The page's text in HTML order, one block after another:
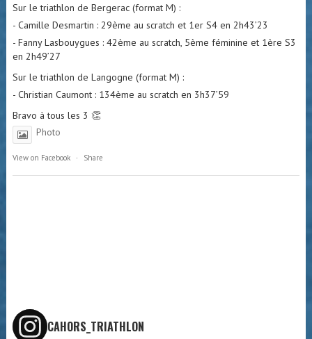
Sur le triathlon de Bergerac (format M) :
- Camille Desmartin : 29ème au scratch et 1er S4 en 2h43’23
- Fanny Lasbouygues : 42ème au scratch, 5ème féminine et 1ère S3
en 2h49’27
Sur le triathlon de Langogne (format M) :
- Christian Caumont : 134ème au scratch en 3h37’59
Bravo à tous les 3 👏
Photo
View on Facebook · Share
CAHORS_TRIATHLON